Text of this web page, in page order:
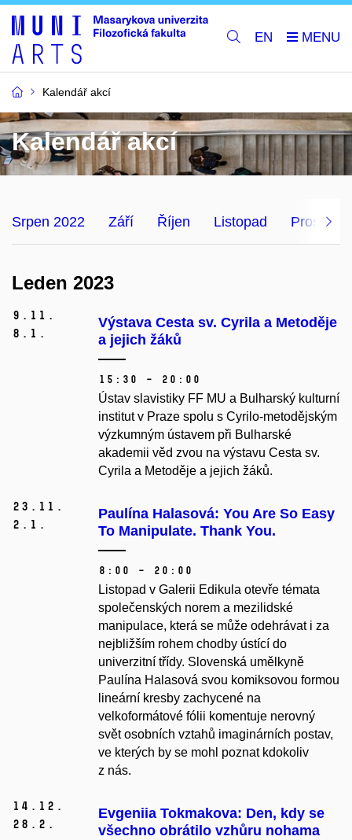
EN
Kalendář akcí
Kalendář akcí
Srpen 2022 Září Říjen Listopad Prosinec
Leden 2023
9. 11.
8. 1.
Výstava Cesta sv. Cyrila a Metoděje
a jejich žáků
15:30 – 20:00
Ústav slavistiky FF MU a Bulharský kulturní
institut v Praze spolu s Cyrilo-metodějským
výzkumným ústavem při Bulharské
akademii věd zvou na výstavu Cesta sv.
Cyrila a Metoděje a jejich žáků.
23. 11.
2. 1.
Paulína Halasová: You Are So Easy
To Manipulate. Thank You.
8:00 – 20:00
Listopad v Galerii Edikula otevře témata
společenských norem a mezilidské
manipulace, která se může odehrávat i za
nejbližším rohem chodby ústící do
univerzitní třídy. Slovenská umělkyně
Paulína Halasová svou komiksovou formou
lineární kresby zachycené na
velkoformátové fólii komentuje nerovný
svět osobních vztahů imaginárních postav,
ve kterých by se mohl poznat kdokoliv
z nás.
14. 12.
28. 2.
Evgeniia Tokmakova: Den, kdy se
všechno obrátilo vzhůru nohama